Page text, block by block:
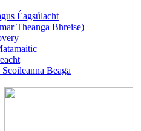
Éagsúlacht
Theanga Bhreise)
Beaga